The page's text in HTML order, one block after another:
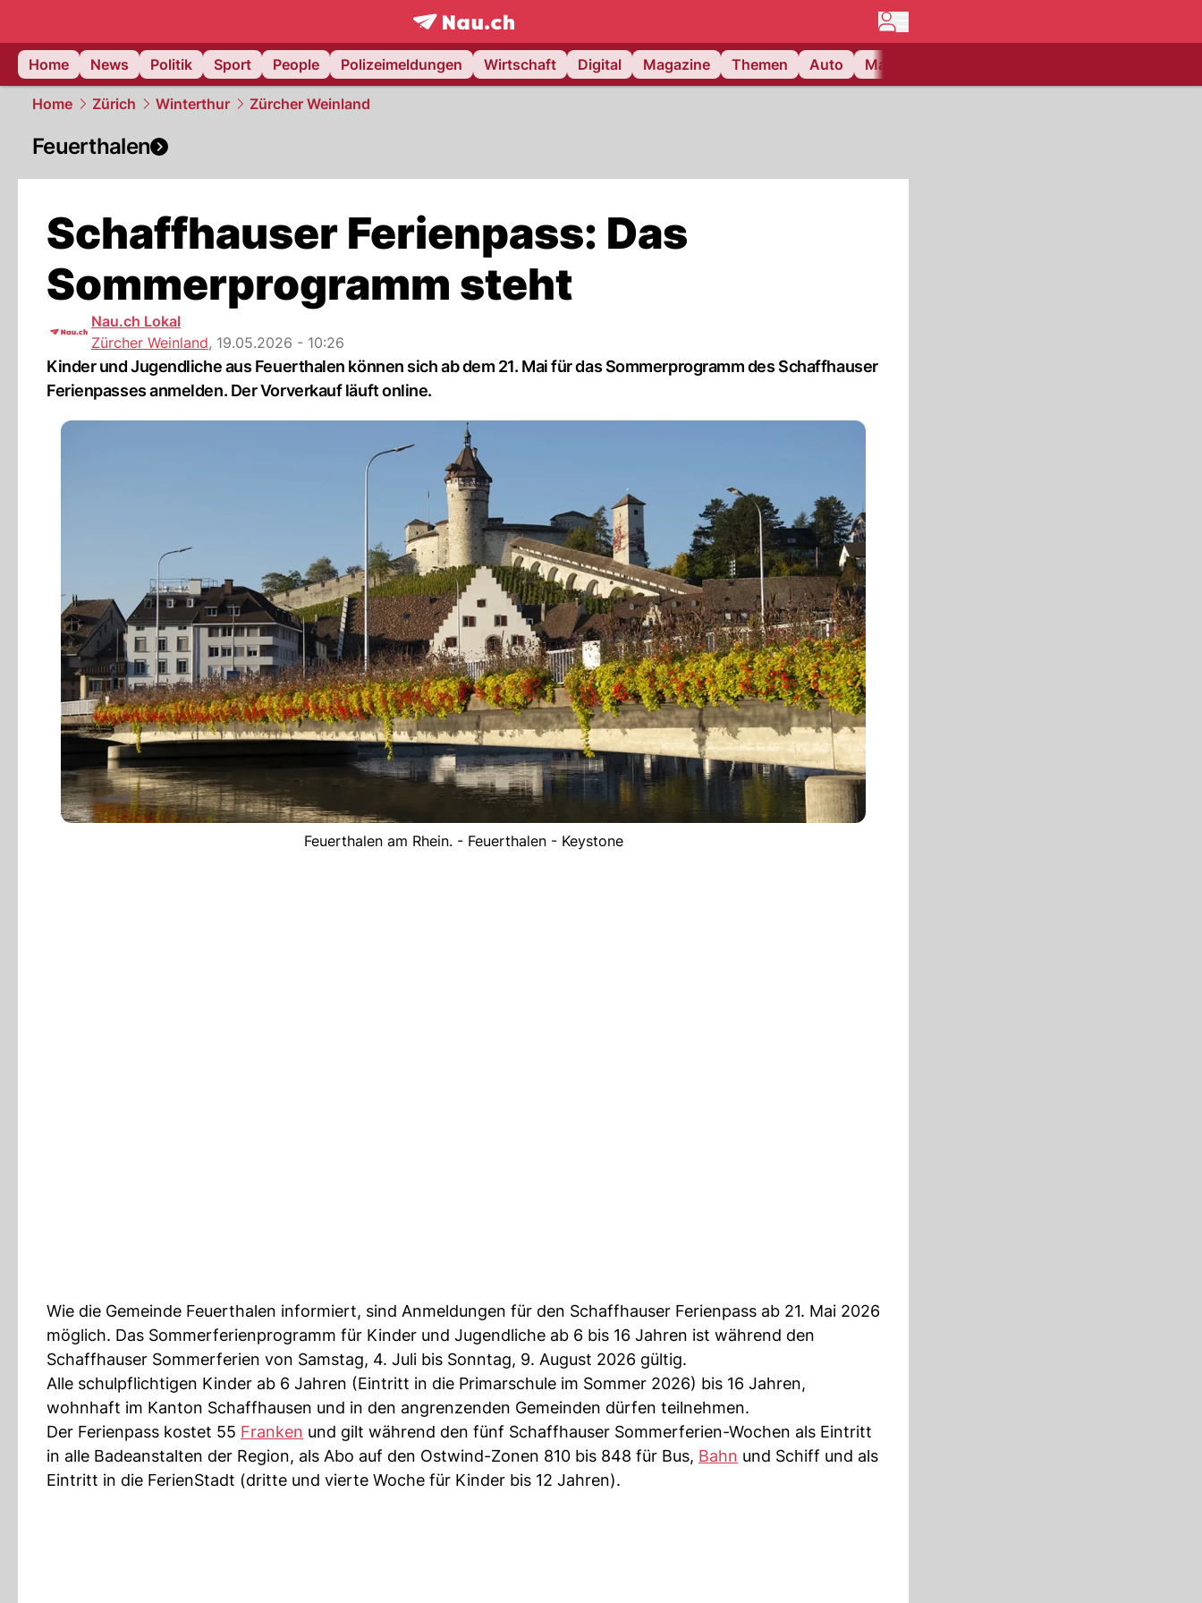
frontpage.NAU.ch
Home
News Politik Sport People Polizeimeldungen Wirtschaft Digital Magazine Themen Auto Matchcenter
Home Zürich Winterthur Zürcher Weinland
Feuerthalen
Schaffhauser Ferienpass: Das
Sommerprogramm steht
Nau.ch Lokal
Zürcher Weinland, 19.05.2026 - 10:26
Kinder und Jugendliche aus Feuerthalen können sich ab dem 21. Mai für das Sommerprogramm des Schaffhauser
Ferienpasses anmelden. Der Vorverkauf läuft online.
Feuerthalen am Rhein. - Feuerthalen - Keystone
Wie die Gemeinde Feuerthalen informiert, sind Anmeldungen für den Schaffhauser Ferienpass ab 21. Mai 2026
möglich. Das Sommerferienprogramm für Kinder und Jugendliche ab 6 bis 16 Jahren ist während den
Schaffhauser Sommerferien von Samstag, 4. Juli bis Sonntag, 9. August 2026 gültig.
Alle schulpflichtigen Kinder ab 6 Jahren (Eintritt in die Primarschule im Sommer 2026) bis 16 Jahren,
wohnhaft im Kanton Schaffhausen und in den angrenzenden Gemeinden dürfen teilnehmen.
Der Ferienpass kostet 55 Franken und gilt während den fünf Schaffhauser Sommerferien-Wochen als Eintritt
in alle Badeanstalten der Region, als Abo auf den Ostwind-Zonen 810 bis 848 für Bus, Bahn und Schiff und als
Eintritt in die FerienStadt (dritte und vierte Woche für Kinder bis 12 Jahren).